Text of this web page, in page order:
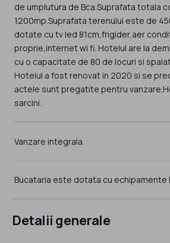
de umplutura de Bca.Suprafata totala
1200mp.Suprafata terenului este de
dotate cu tv led 81cm,frigider,aer
proprie,internet wi fi. Hotelul are la
cu o capacitate de 80 de locuri si
Hotelul a fost renovat in 2020 si se
actele sunt pregatite pentru
sarcini.
Vanzare integrala
Bucataria este dotata cu echipamente
Detalii generale